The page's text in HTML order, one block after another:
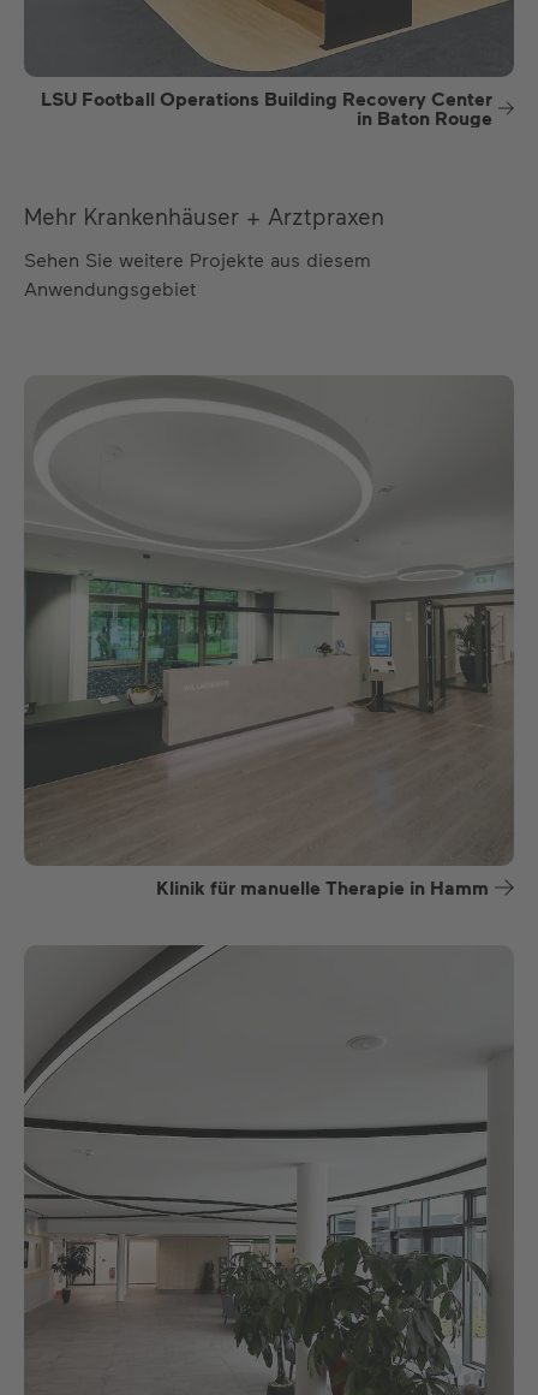
LSU Football Operations Building Recovery Center
in Baton Rouge
Mehr Krankenhäuser + Arztpraxen
Sehen Sie weitere Projekte aus diesem
Anwendungsgebiet
Klinik für manuelle Therapie in Hamm